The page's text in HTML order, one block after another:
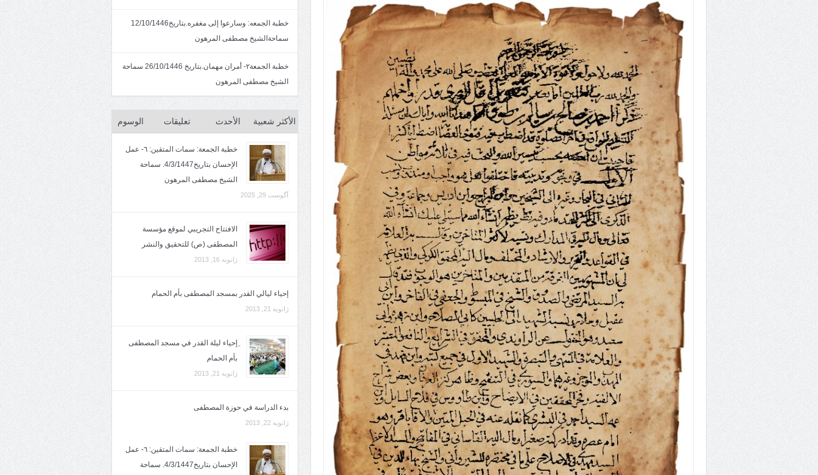
خطبة الجمعه: وسارعوا إلى مغفره.بتاريخ12/10/1446
سماحةالشيخ مصطفى المرهون
خطبة الجمعة٢- أمران مهمان.بتاريخ 26/10/1446 سماحة
الشيخ مصطفى المرهون
الأكثر شعبية الأحدث تعليقات الوسوم
خطبة الجمعة: سمات المتقين: ٦- عمل
الإحسان بتاريخ4/3/1447. سماحة
الشيخ مصطفى المرهون
آگوست 29, 2025
الافتتاح التجريبي لموقع مؤسسة
المصطفى (ص) للتحقيق والنشر
ژانویه 16, 2013
إحياء ليالي القدر بمسجد المصطفى بأم الحمام
ژانویه 21, 2013
ِإحياء ليلة القدر في مسجد المصطفى
بأم الحمام
ژانویه 21, 2013
بدء الدراسة في حوزة المصطفى
ژانویه 22, 2013
خطبة الجمعة: سمات المتقين: ٦- عمل
الإحسان بتاريخ4/3/1447. سماحة